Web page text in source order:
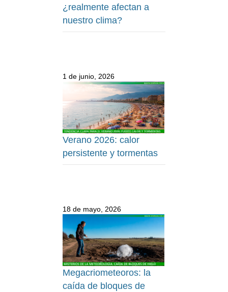
¿realmente afectan a
nuestro clima?
1 de junio, 2026
Verano 2026: calor
persistente y tormentas
18 de mayo, 2026
Megacriometeoros: la
caída de bloques de